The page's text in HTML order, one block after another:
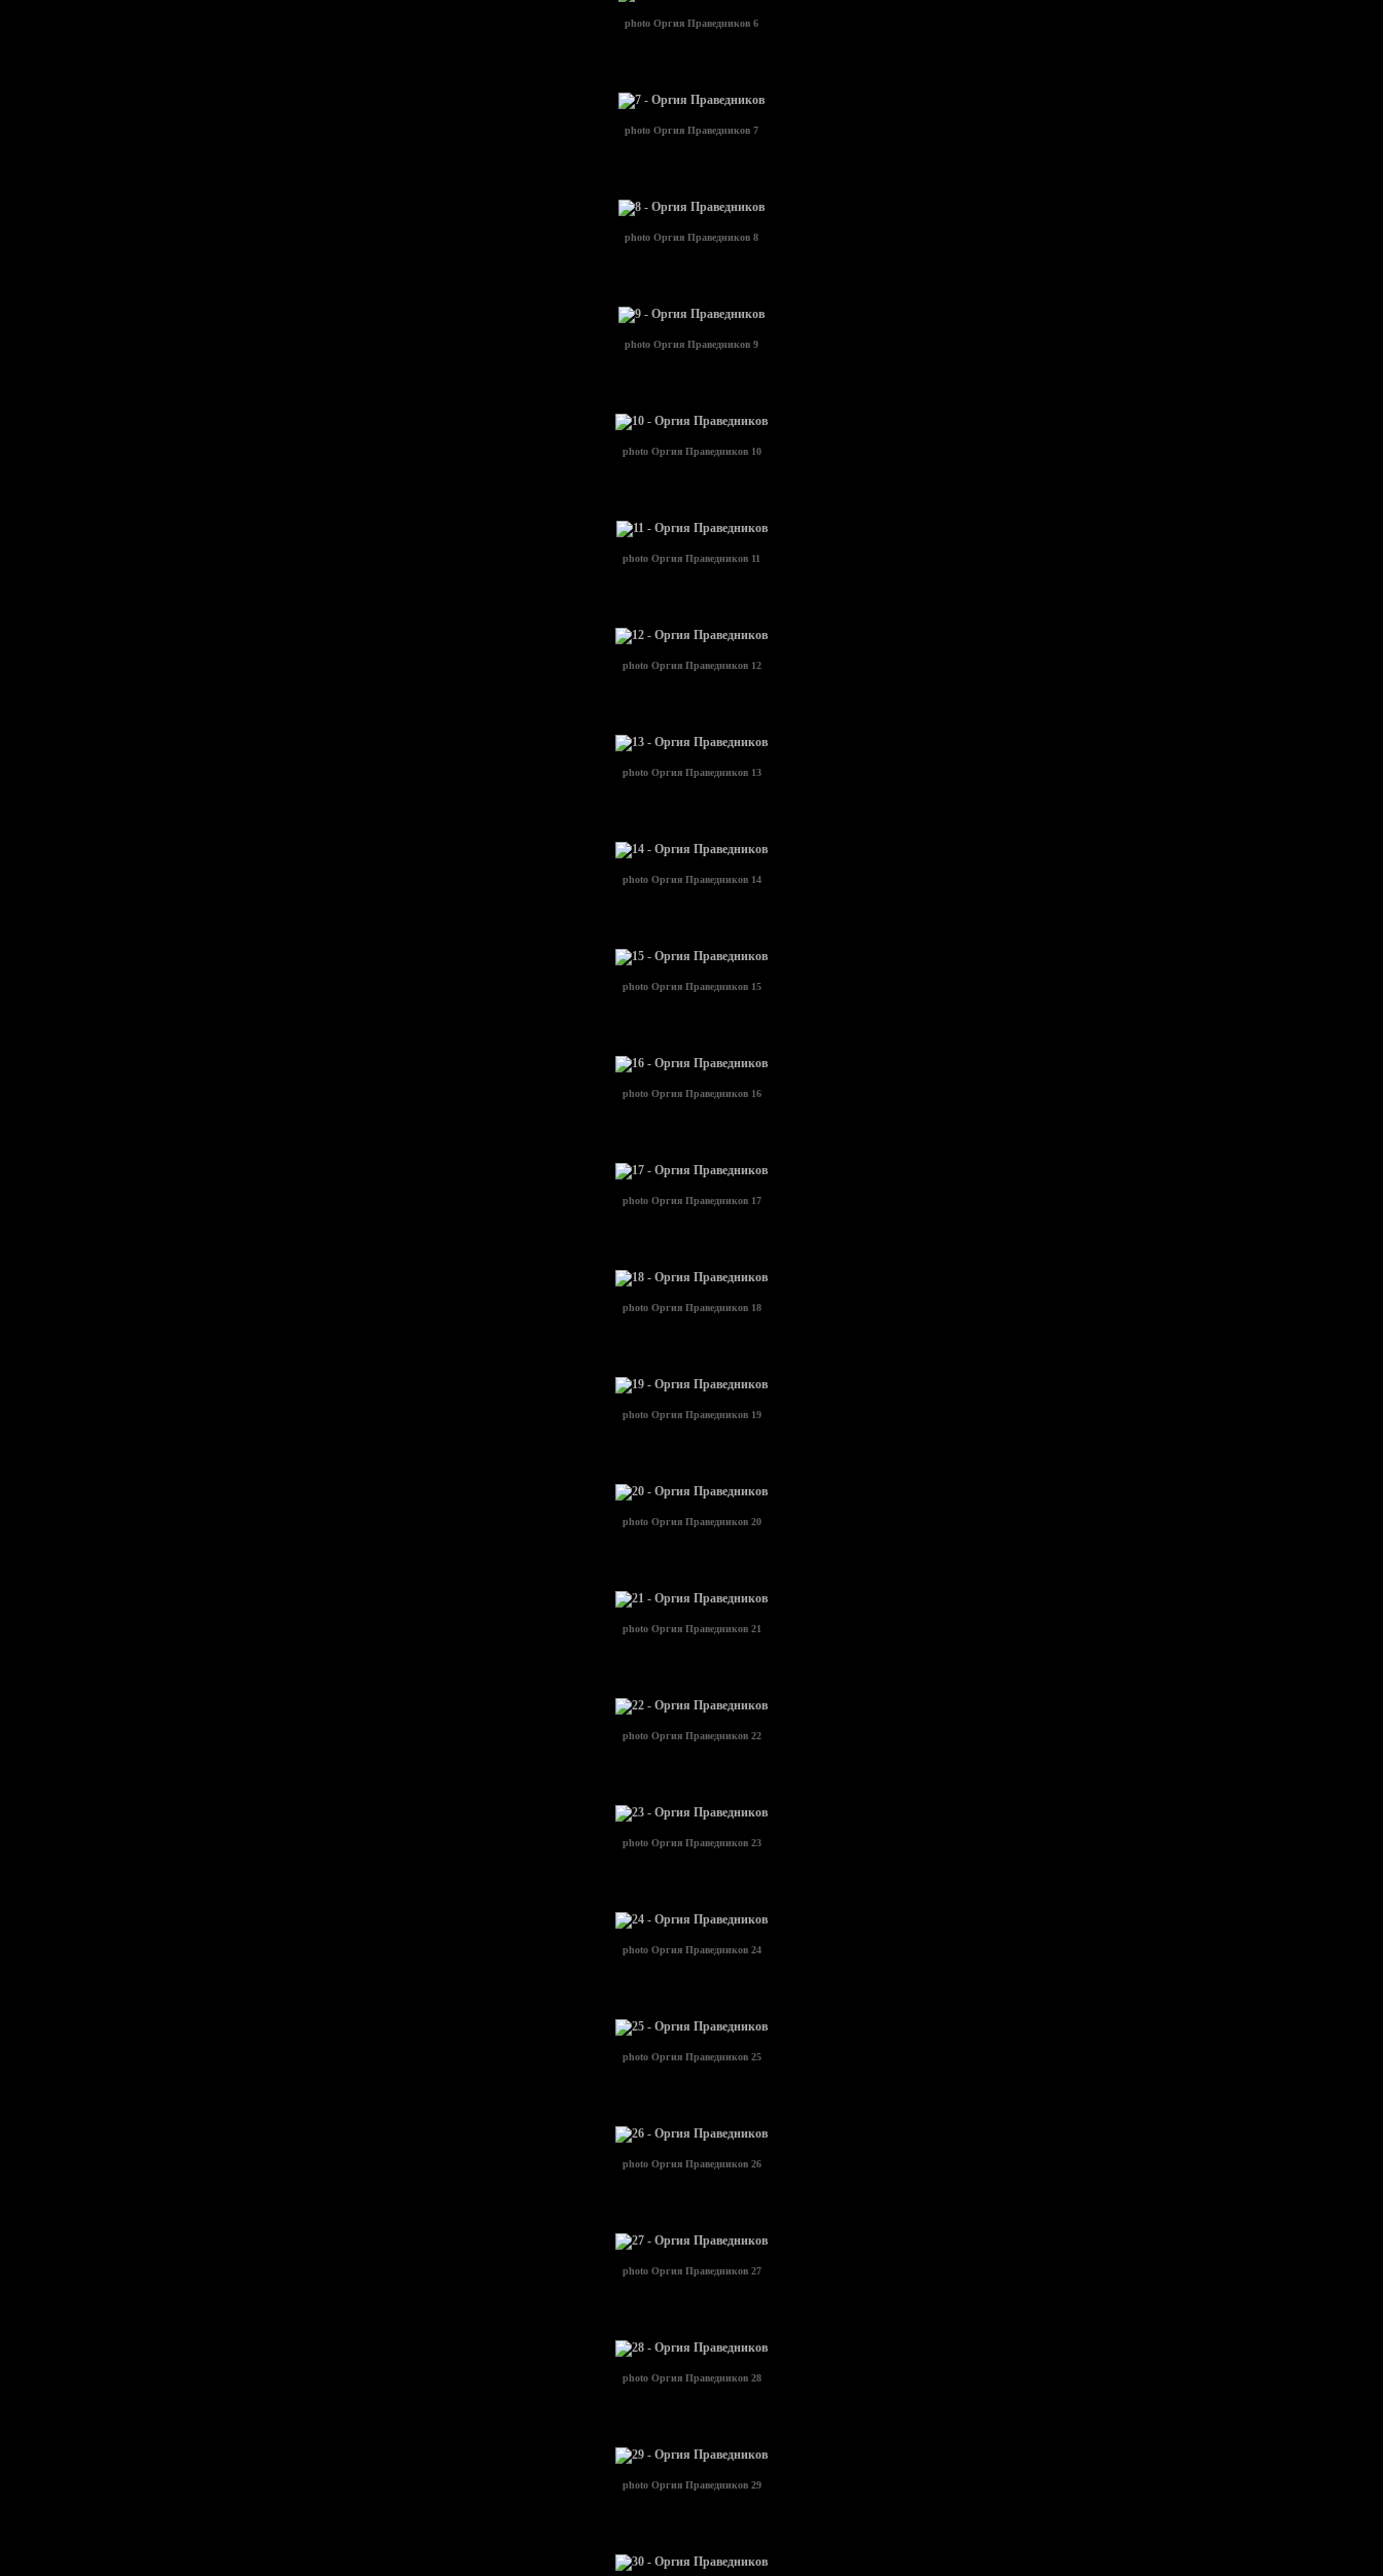
photo Оргия Праведников 6
photo Оргия Праведников 7
photo Оргия Праведников 8
photo Оргия Праведников 9
photo Оргия Праведников 10
photo Оргия Праведников 11
photo Оргия Праведников 12
photo Оргия Праведников 13
photo Оргия Праведников 14
photo Оргия Праведников 15
photo Оргия Праведников 16
photo Оргия Праведников 17
photo Оргия Праведников 18
photo Оргия Праведников 19
photo Оргия Праведников 20
photo Оргия Праведников 21
photo Оргия Праведников 22
photo Оргия Праведников 23
photo Оргия Праведников 24
photo Оргия Праведников 25
photo Оргия Праведников 26
photo Оргия Праведников 27
photo Оргия Праведников 28
photo Оргия Праведников 29